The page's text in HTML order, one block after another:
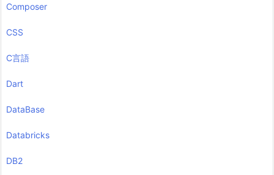
Composer
CSS
C言語
Dart
DataBase
Databricks
DB2